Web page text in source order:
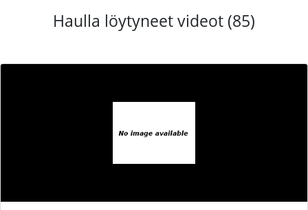
Haulla löytyneet videot (85)